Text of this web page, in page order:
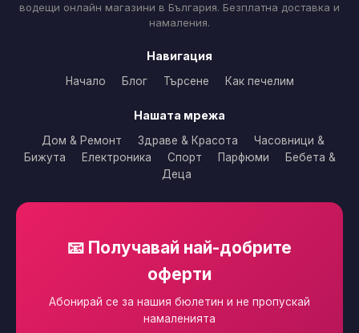
водещи онлайн магазини в България. Безплатна доставка и
намаления.
Навигация
Начало Блог Търсене Как печелим
Нашата мрежа
Дом & Ремонт Здраве & Красота
Часовници &
Бижута
Електроника Спорт Парфюми
Бебета &
Деца
📧 Получавай най-добрите
оферти
Абонирай се за нашия бюлетин и не пропускай
намаленията